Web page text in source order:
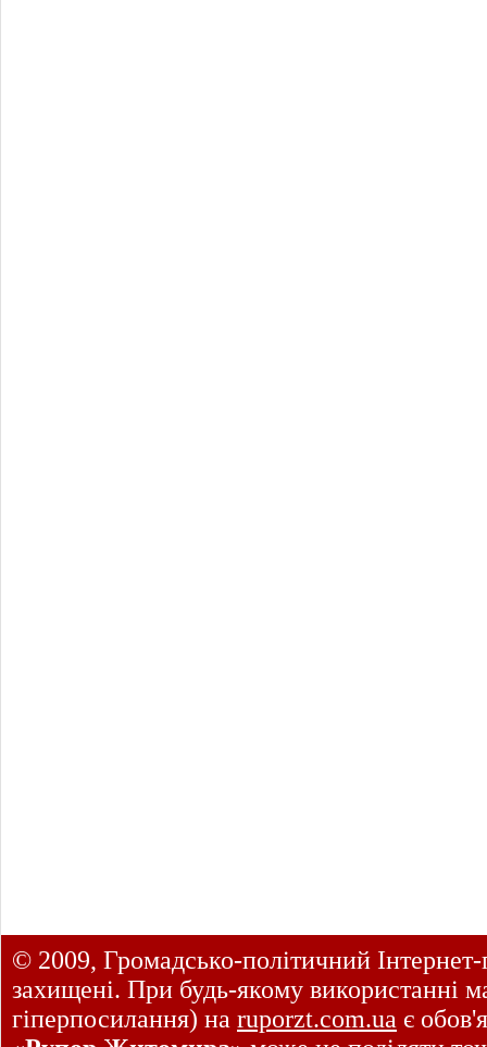
© 2009, Громадсько-політичний
захищені. При будь-якому використанні
гіперпосилання) на ruporzt.com.ua є